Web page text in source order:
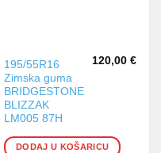
195/55R16
Zimska guma
BRIDGESTONE
BLIZZAK
LM005 87H
120,00 €
DODAJ U KOŠARICU